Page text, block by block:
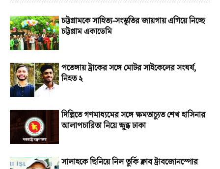
চট্টগ্রামকে সাহিত্য-সংস্কৃতির জায়গায় এগিয়ে নিচ্ছে
চট্টগ্রাম একাডেমি
পতেঙ্গায় ট্রাকের সঙ্গে মোটর সাইকেলের সংঘর্ষ,
নিহত ২
দিল্লিতে গণমাধ্যমের সঙ্গে ক্ষমতাচ্যুত শেখ হাসিনার
আলাপচারিতা নিয়ে ক্ষুব্ধ ঢাকা
সালাহকে ছিনিয়ে নিল তুর্কি ক্লাব ট্রাবজোনস্পোর